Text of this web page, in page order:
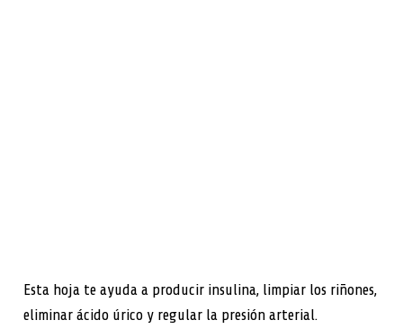
Esta hoja te ayuda a producir insulina, limpiar los riñones,
eliminar ácido úrico y regular la presión arterial.